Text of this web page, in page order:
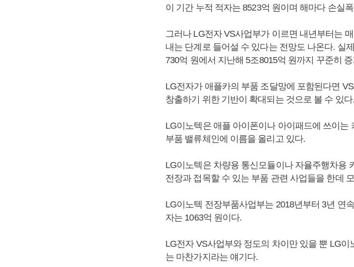
이 기간 누적 적자는 8523억 원이며 해마다 손실
그러나 LG전자 VS사업부가 이르면 내년부터는
내는 단계로 들어설 수 있다는 전망도 나온다. 실
730억 원에서 지난해 5조8015억 원까지 꾸준히
LG전자가 애플카의 부품 조달망에 포함된다면
창출하기 위한 기반이 확대되는 것으로 볼 수 있다.
LG이노텍은 애플 아이폰이나 아이패드에 쓰이는
부품 밸류체인에 이름을 올리고 있다.
LG이노텍은 차량용 통신모듈이나 자율주행차용
전장과 접목할 수 있는 부품 관련 사업들을 한데
LG이노텍 전장부품사업부는 2018년부터 3년 연
자는 1063억 원이다.
LG전자 VS사업부와 정도의 차이만 있을 뿐 LG
는 마찬가지라는 얘기다.